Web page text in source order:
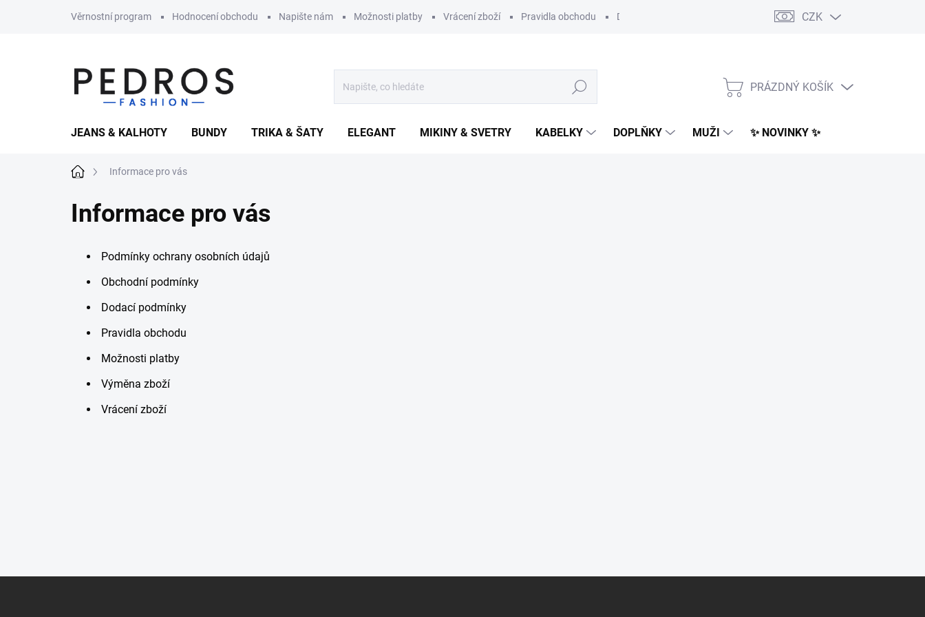
Věrnostní program Hodnocení obchodu Napište nám Možnosti platby Vrácení zboží Pravidla obchodu Dodací podmínky Obchodní podmínky Podmínky ochrany
CZK
Hledat
NÁKUPNÍ
PRÁZDNÝ KOŠÍK
JEANS & KALHOTY BUNDY TRIKA & ŠATY ELEGANT MIKINY & SVETRY KABELKY DOPLŇKY MUŽI ✨ NOVINKY ✨
Domů Informace pro vás
Informace pro vás
Podmínky ochrany osobních údajů
Obchodní podmínky
Dodací podmínky
Pravidla obchodu
Možnosti platby
Výměna zboží
Vrácení zboží